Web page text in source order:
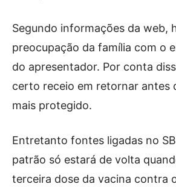
Segundo informações da web,
preocupação da família com o
do apresentador. Por conta
certo receio em retornar antes
mais protegido.
Entretanto fontes ligadas no
patrão só estará de volta
terceira dose da vacina contra